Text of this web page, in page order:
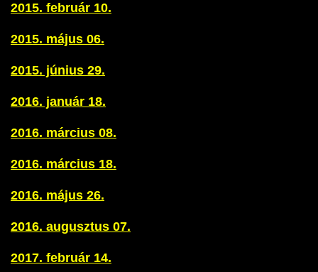
2015. február 10.
2015. május 06.
2015. június 29.
2016. január 18.
2016. március 08.
2016. március 18.
2016. május 26.
2016. augusztus 07.
2017. február 14.